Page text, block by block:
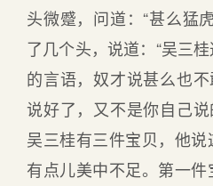
头微蹙，问道：“甚么猛
了几个头，说道：“吴三
的言语，奴才说甚么也
说好了，又不是你自己说
吴三桂有三件宝贝，他
有点儿美中不足。第一